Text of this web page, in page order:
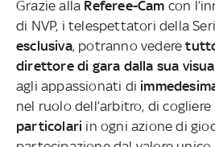
Grazie alla Referee-Cam con
di NVP, i telespettatori della
esclusiva, potranno vedere
direttore di gara dalla sua
agli appassionati di
nel ruolo dell’arbitro, di cogliere
particolari in ogni azione di